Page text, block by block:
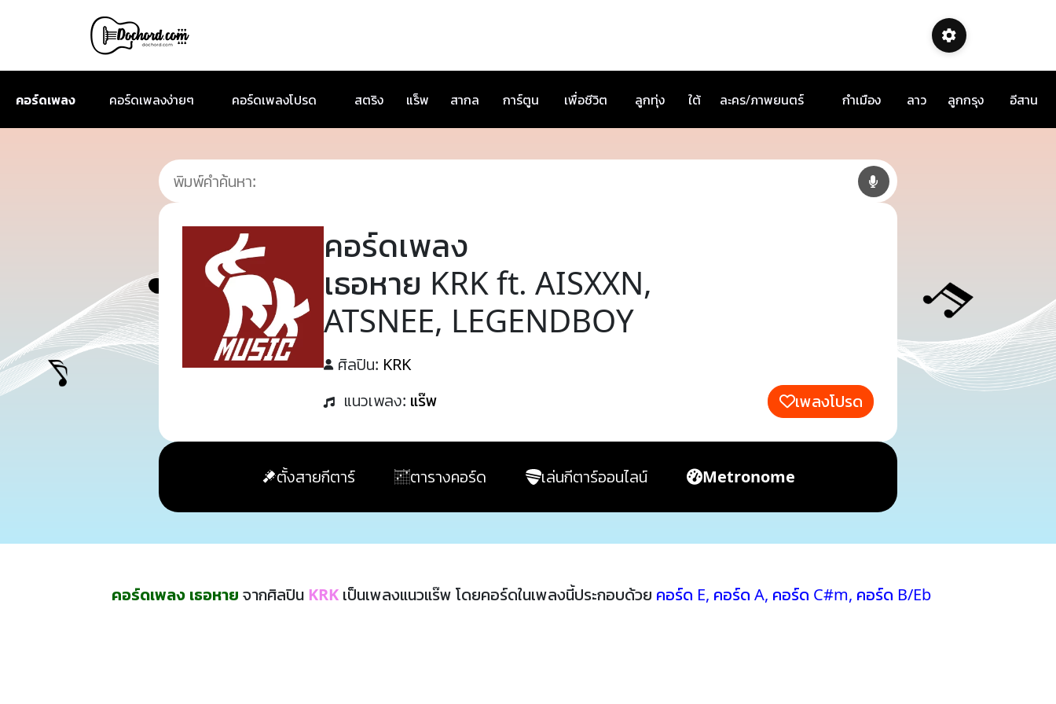
คอร์ดเพลง คอร์ดเพลงง่ายๆ คอร์ดเพลงโปรด สตริง แร็พ สากล การ์ตูน เพื่อชีวิต ลูกทุ่ง ใต้ ละคร/ภาพยนตร์ กำเมือง ลาว ลูกกรุง อีสาน
คอร์ดเพลง
เธอหาย KRK ft. AISXXN,
ATSNEE, LEGENDBOY
ศิลปิน: KRK
แนวเพลง: แร๊พ เพลงโปรด
ตั้งสายกีตาร์ ตารางคอร์ด เล่นกีตาร์ออนไลน์ Metronome
คอร์ดเพลง เธอหาย จากศิลปิน KRK เป็นเพลงแนวแร๊พ โดยคอร์ดในเพลงนี้ประกอบด้วย คอร์ด E, คอร์ด A, คอร์ด C#m, คอร์ด B/Eb